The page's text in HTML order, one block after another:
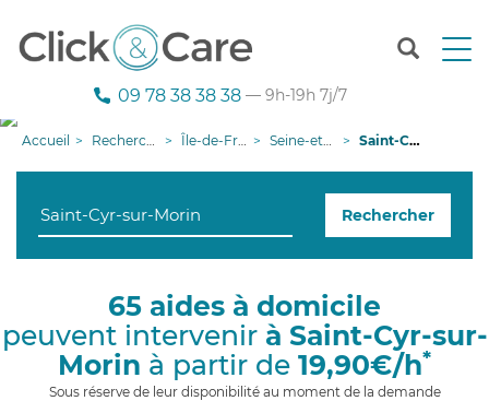
T
n
g
i
09 78 38 38 38 — 9h-19h 7j/7
Accueil Recherche aide à domicile Île-de-France Seine-et-Marne Saint-Cyr-sur-Morin
Rechercher
65 aides à domicile
peuvent intervenir à Saint-Cyr-sur-
Morin à partir de 19,90€/h*
Sous réserve de leur disponibilité au moment de la demande